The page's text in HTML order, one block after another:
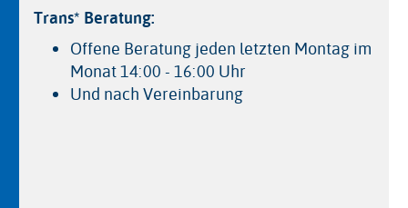
Trans* Beratung:
Offene Beratung jeden letzten Montag im
Monat 14:00 - 16:00 Uhr
Und nach Vereinbarung